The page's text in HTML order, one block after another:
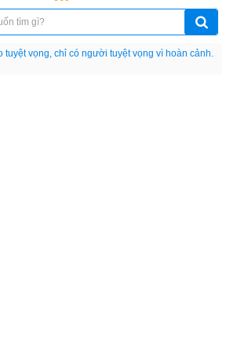
thì cho dù đi vạn dặm đường cũng chỉ là anh đưa